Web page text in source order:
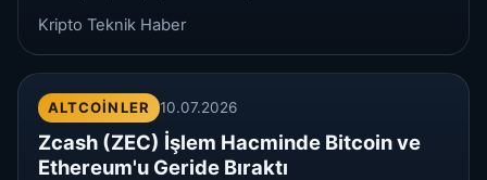
Kripto Teknik Haber
ALTCOINLER 10.07.2026
Zcash (ZEC) İşlem Hacminde Bitcoin ve
Ethereum'u Geride Bıraktı